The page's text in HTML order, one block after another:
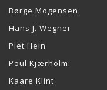
Børge Mogensen
Hans J. Wegner
Piet Hein
Poul Kjærholm
Kaare Klint